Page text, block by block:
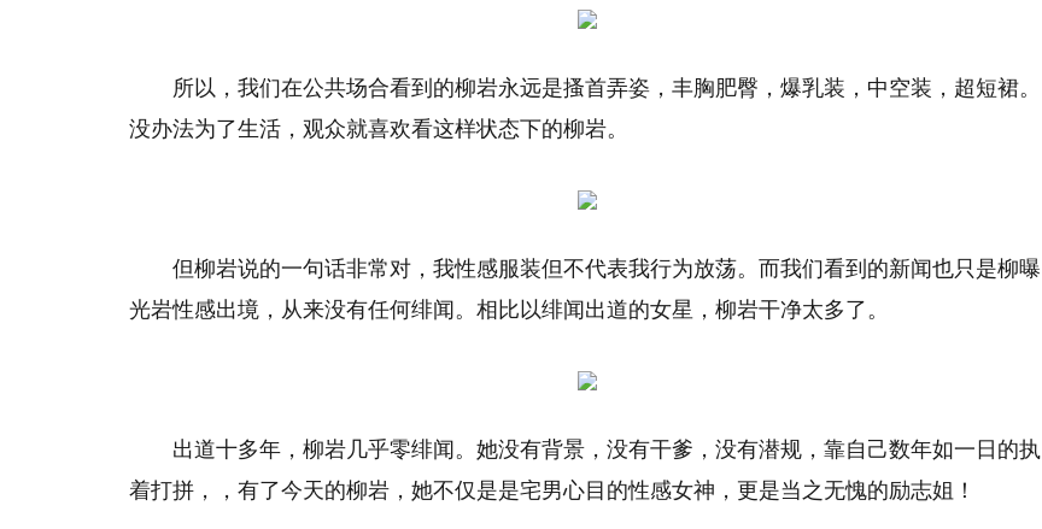
所以，我们在公共场合看到的柳岩永远是搔首弄姿，丰胸肥臀，爆乳装，中空装，超短裙。
没办法为了生活，观众就喜欢看这样状态下的柳岩。
但柳岩说的一句话非常对，我性感服装但不代表我行为放荡。而我们看到的新闻也只是柳曝
光岩性感出境，从来没有任何绯闻。相比以绯闻出道的女星，柳岩干净太多了。
出道十多年，柳岩几乎零绯闻。她没有背景，没有干爹，没有潜规，靠自己数年如一日的执
着打拼，，有了今天的柳岩，她不仅是是宅男心目的性感女神，更是当之无愧的励志姐！